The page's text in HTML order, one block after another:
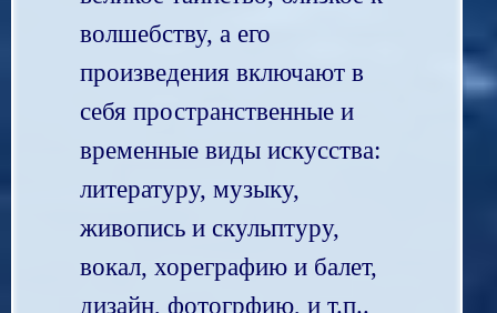
волшебству, а его
произведения включают в
себя пространственные и
временные виды искусства:
литературу, музыку,
живопись и скульптуру,
вокал, хореграфию и балет,
дизайн, фотогрфию, и т.п..